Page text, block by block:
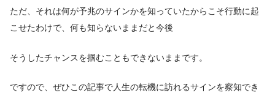
ただ、それは何が予兆のサインかを知っていたからこそ行動に起
こせたわけで、何も知らないままだと今後
そうしたチャンスを掴むこともできないままです。
ですので、ぜひこの記事で人生の転機に訪れるサインを察知でき